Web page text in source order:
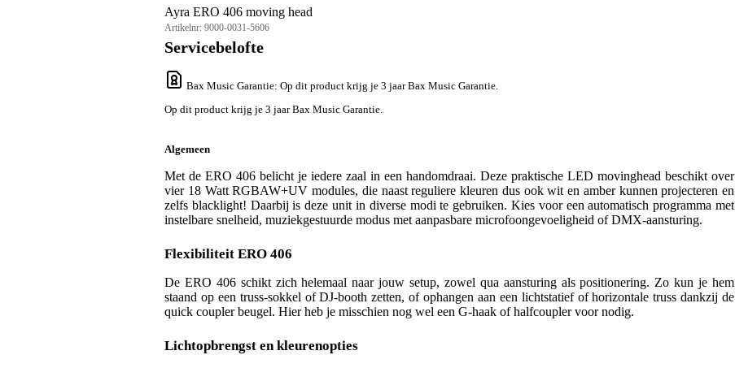
Ayra ERO 406 moving head
Artikelnr: 9000-0031-5606
Servicebelofte
Bax Music Garantie: Op dit product krijg je 3 jaar Bax Music Garantie.
Op dit product krijg je 3 jaar Bax Music Garantie.
Algemeen
Met de ERO 406 belicht je iedere zaal in een handomdraai. Deze praktische LED movinghead beschikt over
vier 18 Watt RGBAW+UV modules, die naast reguliere kleuren dus ook wit en amber kunnen projecteren en
zelfs blacklight! Daarbij is deze unit in diverse modi te gebruiken. Kies voor een automatisch programma met
instelbare snelheid, muziekgestuurde modus met aanpasbare microfoongevoeligheid of DMX-aansturing.
Flexibiliteit ERO 406
De ERO 406 schikt zich helemaal naar jouw setup, zowel qua aansturing als positionering. Zo kun je hem
staand op een truss-sokkel of DJ-booth zetten, of ophangen aan een lichtstatief of horizontale truss dankzij de
quick coupler beugel. Hier heb je misschien nog wel een G-haak of halfcoupler voor nodig.
Lichtopbrengst en kleurenopties